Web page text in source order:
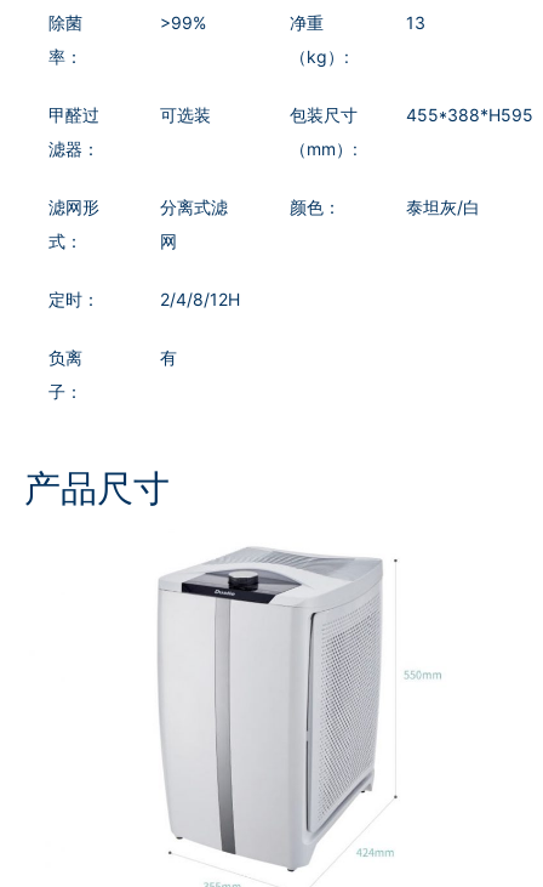
除菌
率：
>99%
净重
（kg）:
13
甲醛过
滤器：
可选装
包装尺寸
（mm）:
455*388*H595
滤网形
式：
分离式滤
网
颜色： 泰坦灰/白
定时： 2/4/8/12H
负离
子：
有
产品尺寸